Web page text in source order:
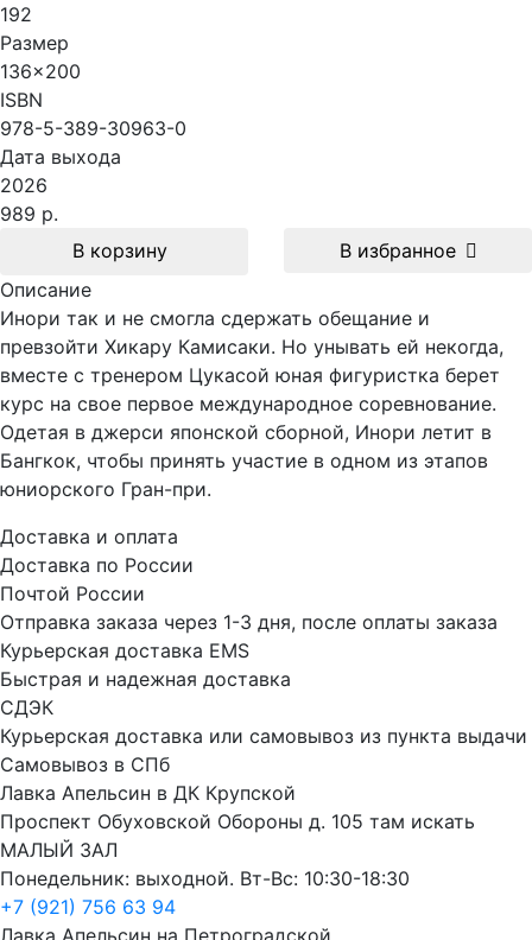
192
Размер
136x200
ISBN
978-5-389-30963-0
Дата выхода
2026
989 р.
В корзину
В избранное
Описание
Инори так и не смогла сдержать обещание и
превзойти Хикару Камисаки. Но унывать ей некогда,
вместе с тренером Цукасой юная фигуристка берет
курс на свое первое международное соревнование.
Одетая в джерси японской сборной, Инори летит в
Бангкок, чтобы принять участие в одном из этапов
юниорского Гран-при.
Доставка и оплата
Доставка по России
Почтой России
Отправка заказа через 1-3 дня, после оплаты заказа
Курьерская доставка EMS
Быстрая и надежная доставка
СДЭК
Курьерская доставка или самовывоз из пункта выдачи
Самовывоз в СПб
Лавка Апельсин в ДК Крупской
Проспект Обуховской Обороны д. 105 там искать
МАЛЫЙ ЗАЛ
Понедельник: выходной. Вт-Вс: 10:30-18:30
+7 (921) 756 63 94
Лавка Апельсин на Петроградской